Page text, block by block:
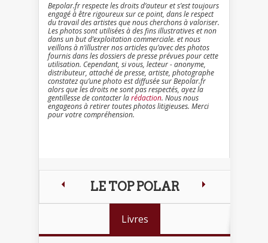
Bepolar.fr respecte les droits d’auteur et s’est toujours
engagé à être rigoureux sur ce point, dans le respect
du travail des artistes que nous cherchons à valoriser.
Les photos sont utilisées à des fins illustratives et non
dans un but d’exploitation commerciale. et nous
veillons à n’illustrer nos articles qu’avec des photos
fournis dans les dossiers de presse prévues pour cette
utilisation. Cependant, si vous, lecteur - anonyme,
distributeur, attaché de presse, artiste, photographe
constatez qu’une photo est diffusée sur Bepolar.fr
alors que les droits ne sont pas respectés, ayez la
gentillesse de contacter larédaction. Nous nous
engageons à retirer toutes photos litigieuses. Merci
pour votre compréhension.
LE TOP POLAR
Livres